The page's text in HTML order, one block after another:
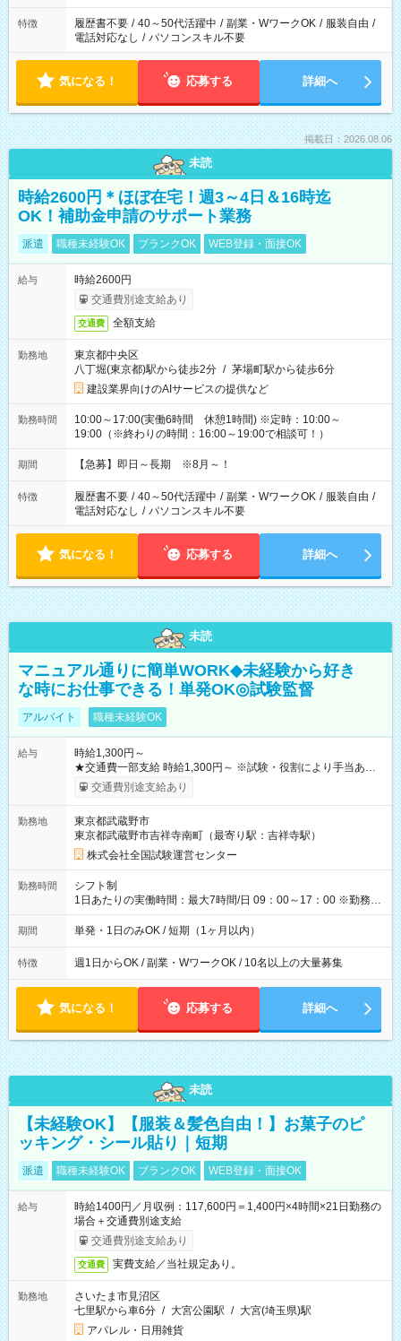
特徴 履歴書不要 / 40～50代活躍中 / 副業・WワークOK / 服装自由 /
電話対応なし / パソコンスキル不要
気になる！ 応募する 詳細へ
掲載日：2026.08.06
未読
時給2600円＊ほぼ在宅！週3～4日＆16時迄
OK！補助金申請のサポート業務
派遣 職種未経験OK ブランクOK WEB登録・面接OK
給与
時給2600円
交通費別途支給あり
交通費 全額支給
勤務地
東京都中央区
八丁堀(東京都)駅から徒歩2分 / 茅場町駅から徒歩6分
建設業界向けのAIサービスの提供など
勤務時間
10:00～17:00(実働6時間 休憩1時間) ※定時：10:00～
19:00（※終わりの時間：16:00～19:00で相談可！）
期間 【急募】即日～長期 ※8月～！
特徴 履歴書不要 / 40～50代活躍中 / 副業・WワークOK / 服装自由 /
電話対応なし / パソコンスキル不要
気になる！ 応募する 詳細へ
未読
マニュアル通りに簡単WORK◆未経験から好き
な時にお仕事できる！単発OK◎試験監督
アルバイト 職種未経験OK
給与
時給1,300円～
★交通費一部支給 時給1,300円～ ※試験・役割により手当あり
※勤務回数により昇給あり 【即給（前払い）オプションあ
り！】 希望される場合、勤務から1週間ほどで給与の一部を受け
例】 ・河合塾模擬試験 8:30～17:30（休憩1時間） 時給1,300円
×8時間＝日収10,400円＋交通費 ※当日の役割により時給＋100
円の場合あり ・国家試験 7:00～13:30（休憩なし） 時給1,300
円（役割手当＋100円）×6時間＝日収8,400円＋交通費 【試用期
間】試用期間なし
交通費別途支給あり
勤務地
東京都武蔵野市
東京都武蔵野市吉祥寺南町（最寄り駅：吉祥寺駅）
株式会社全国試験運営センター
勤務時間
シフト制
1日あたりの実働時間：最大7時間/日 09：00～17：00 ※勤務時
間は 試験により異なります。
期間 単発・1日のみOK / 短期（1ヶ月以内）
特徴 週1日からOK / 副業・WワークOK / 10名以上の大量募集
気になる！ 応募する 詳細へ
未読
【未経験OK】【服装＆髪色自由！】お菓子のピ
ッキング・シール貼り｜短期
派遣 職種未経験OK ブランクOK WEB登録・面接OK
給与
時給1400円／月収例：117,600円＝1,400円×4時間×21日勤務の
場合＋交通費別途支給
交通費別途支給あり
交通費 実費支給／当社規定あり。
勤務地
さいたま市見沼区
七里駅から車6分 / 大宮公園駅 / 大宮(埼玉県)駅
アパレル・日用雑貨